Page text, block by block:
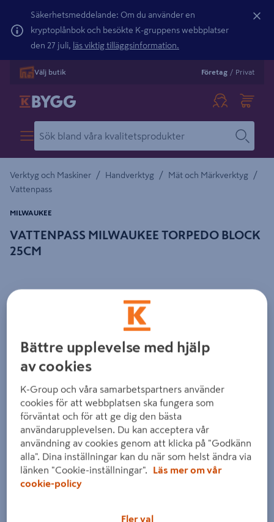
Säkerhetsmeddelande: Om du använder en
kryptoplånbok och besökte K-gruppens webbplatser
den 27 juli, läs viktig tilläggsinformation.
Välj butik Företag / Privat
Verktyg och Maskiner / Handverktyg / Mät och Märkverktyg /
Vattenpass
VATTENPASS MILWAUKEE TORPEDO BLOCK
25CM
MILWAUKEE
Föregående
Bättre upplevelse med hjälp
av cookies
K-Group och våra samarbetspartners använder
cookies för att webbplatsen ska fungera som
förväntat och för att ge dig den bästa
användarupplevelsen. Du kan acceptera vår
användning av cookies genom att klicka på "Godkänn
alla". Dina inställningar kan du när som helst ändra via
länken "Cookie-inställningar".
Läs mer om vår
cookie-policy
Fler val